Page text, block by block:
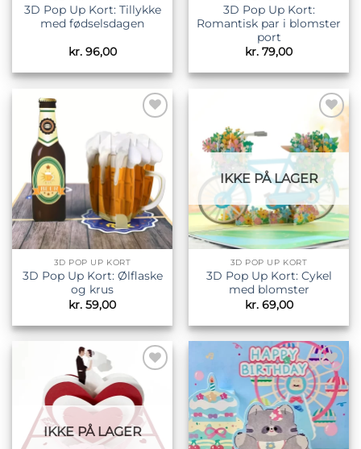
3D Pop Up Kort: Tillykke
med fødselsdagen
kr.96,00
3D Pop Up Kort:
Romantisk par i blomster
port
kr. 79,00
ønskeliste
3D POP UP KORT
3D Pop Up Kort: Ølflaske
og krus
kr. 59,00
Tilføj til
ønskeliste
IKKE PÅ LAGER
3D POP UP KORT
3D Pop Up Kort: Cykel
med blomster
kr.69,00
Tilføj til
ønskeliste
IKKE PÅ LAGER
Tilføj til
ønskeliste